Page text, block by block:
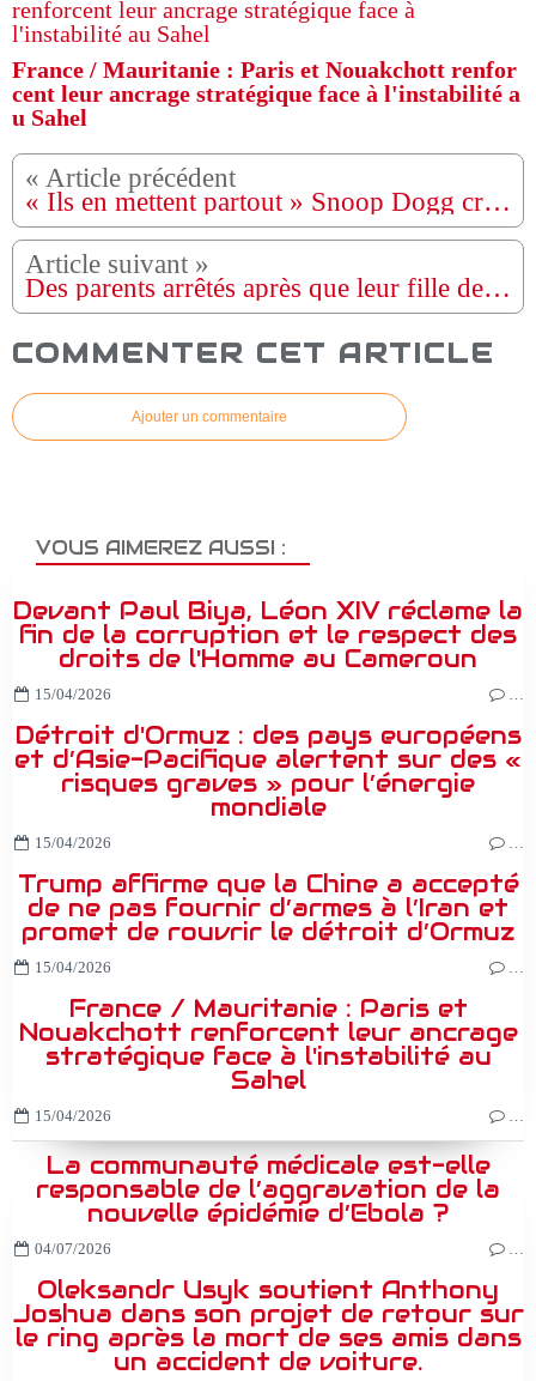
France / Mauritanie : Paris et Nouakchott renfor
cent leur ancrage stratégique face à l'instabilité a
u Sahel
« Ils en mettent partout » Snoop Dogg critique la représentation LGBTQ+ dans les films pour enfants
Des parents arrêtés après que leur fille de 11 ans a accouché à la maison sans médecin
COMMENTER CET ARTICLE
Ajouter un commentaire
VOUS AIMEREZ AUSSI :
Devant Paul Biya, Léon XIV réclame la
fin de la corruption et le respect des
droits de l'Homme au Cameroun
15/04/2026 …
Détroit d'Ormuz : des pays européens
et d’Asie-Pacifique alertent sur des «
risques graves » pour l’énergie
mondiale
15/04/2026 …
Trump affirme que la Chine a accepté
de ne pas fournir d’armes à l’Iran et
promet de rouvrir le détroit d’Ormuz
15/04/2026 …
France / Mauritanie : Paris et
Nouakchott renforcent leur ancrage
stratégique face à l'instabilité au
Sahel
15/04/2026 …
La communauté médicale est-elle
responsable de l’aggravation de la
nouvelle épidémie d’Ebola ?
04/07/2026 …
Oleksandr Usyk soutient Anthony
Joshua dans son projet de retour sur
le ring après la mort de ses amis dans
un accident de voiture.